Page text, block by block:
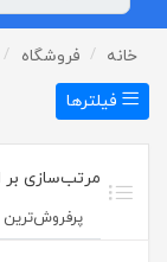
خانه فروشگاه
فیلترها
پرفروش‌ترین‌